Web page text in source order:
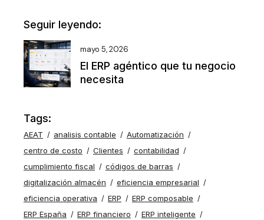
Seguir leyendo:
mayo 5, 2026
El ERP agéntico que tu negocio
necesita
Tags:
AEAT analisis contable
Automatización
centro de costo
Clientes
contabilidad
cumplimiento fiscal
códigos de barras
digitalización almacén
eficiencia empresarial
eficiencia operativa
ERP
ERP composable
ERP España
ERP financiero
ERP inteligente